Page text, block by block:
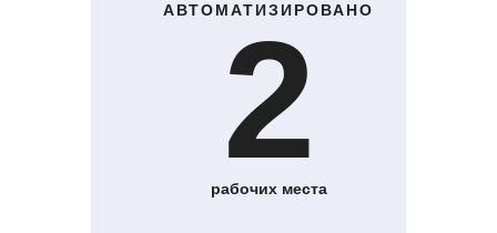
АВТОМАТИЗИРОВАНО
2
рабочих места